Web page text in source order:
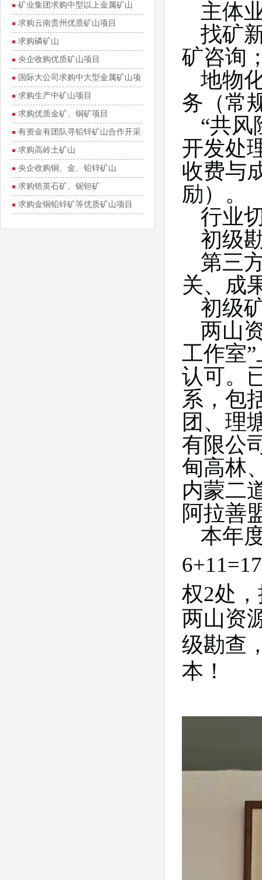
矿业集团求购中型以上金属矿山
求购云南贵州优质矿山项目
求购磷矿山
央企收购优质矿山项目
国际大公司求购中大型金属矿山项
目
求购生产中矿山项目
求购优质金矿、铜矿项目
有资金有团队寻铅锌矿山合作开采
求购高岭土矿山
央企收购铜、金、铅锌矿山
求购锆英石矿、铌钽矿
求购金铜铅锌矿等优质矿山项目
主体
找矿
矿咨询
地物
务（常
“共风
开发处
收费与
励）。
行业
初级
第三
关、成
初级
两山
工作室
认可。
系，包
团、理
有限公
甸高林
内蒙二
阿拉善
本年
6+11=17
权2处
两山资
级勘查
本！